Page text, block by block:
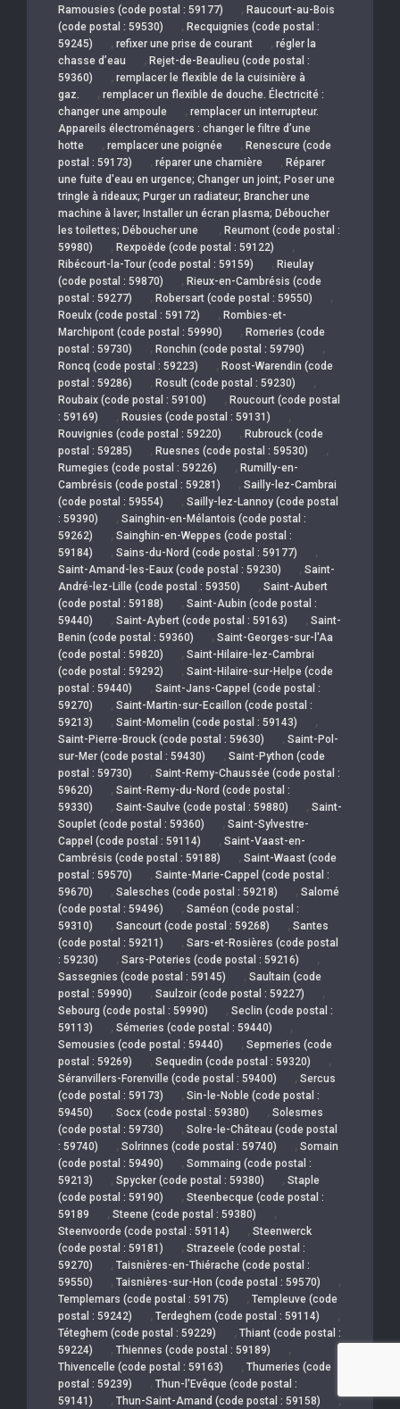
Ramousies (code postal : 59177) , Raucourt-au-Bois
(code postal : 59530)
, Recquignies (code postal :
59245)
, refixer une prise de courant , régler la
chasse d’eau
, Rejet-de-Beaulieu (code postal :
59360)
, remplacer le flexible de la cuisinière à
gaz.
, remplacer un flexible de douche. Électricité :
changer une ampoule
, remplacer un interrupteur.
Appareils électroménagers : changer le filtre d’une
hotte
, remplacer une poignée , Renescure (code
postal : 59173)
, réparer une charnière , Réparer
une fuite d'eau en urgence; Changer un joint; Poser une
tringle à rideaux; Purger un radiateur; Brancher une
machine à laver; Installer un écran plasma; Déboucher
les toilettes; Déboucher une
, Reumont (code postal :
59980)
, Rexpoëde (code postal : 59122) ,
Ribécourt-la-Tour (code postal : 59159) , Rieulay
(code postal : 59870)
, Rieux-en-Cambrésis (code
postal : 59277)
, Robersart (code postal : 59550) ,
Roeulx (code postal : 59172) , Rombies-et-
Marchipont (code postal : 59990)
, Romeries (code
postal : 59730)
, Ronchin (code postal : 59790) ,
Roncq (code postal : 59223) , Roost-Warendin (code
postal : 59286)
, Rosult (code postal : 59230) ,
Roubaix (code postal : 59100) , Roucourt (code postal
: 59169)
, Rousies (code postal : 59131) ,
Rouvignies (code postal : 59220) , Rubrouck (code
postal : 59285)
, Ruesnes (code postal : 59530) ,
Rumegies (code postal : 59226) , Rumilly-en-
Cambrésis (code postal : 59281)
, Sailly-lez-Cambrai
(code postal : 59554)
, Sailly-lez-Lannoy (code postal
: 59390)
, Sainghin-en-Mélantois (code postal :
59262)
, Sainghin-en-Weppes (code postal :
59184)
, Sains-du-Nord (code postal : 59177) ,
Saint-Amand-les-Eaux (code postal : 59230) , Saint-
André-lez-Lille (code postal : 59350)
, Saint-Aubert
(code postal : 59188)
, Saint-Aubin (code postal :
59440)
, Saint-Aybert (code postal : 59163) , Saint-
Benin (code postal : 59360)
, Saint-Georges-sur-l'Aa
(code postal : 59820)
, Saint-Hilaire-lez-Cambrai
(code postal : 59292)
, Saint-Hilaire-sur-Helpe (code
postal : 59440)
, Saint-Jans-Cappel (code postal :
59270)
, Saint-Martin-sur-Ecaillon (code postal :
59213)
, Saint-Momelin (code postal : 59143) ,
Saint-Pierre-Brouck (code postal : 59630) , Saint-Pol-
sur-Mer (code postal : 59430)
, Saint-Python (code
postal : 59730)
, Saint-Remy-Chaussée (code postal :
59620)
, Saint-Remy-du-Nord (code postal :
59330)
, Saint-Saulve (code postal : 59880) , Saint-
Souplet (code postal : 59360)
, Saint-Sylvestre-
Cappel (code postal : 59114)
, Saint-Vaast-en-
Cambrésis (code postal : 59188)
, Saint-Waast (code
postal : 59570)
, Sainte-Marie-Cappel (code postal :
59670)
, Salesches (code postal : 59218) , Salomé
(code postal : 59496)
, Saméon (code postal :
59310)
, Sancourt (code postal : 59268) , Santes
(code postal : 59211)
, Sars-et-Rosières (code postal
: 59230)
, Sars-Poteries (code postal : 59216) ,
Sassegnies (code postal : 59145) , Saultain (code
postal : 59990)
, Saulzoir (code postal : 59227) ,
Sebourg (code postal : 59990) , Seclin (code postal :
59113)
, Sémeries (code postal : 59440) ,
Semousies (code postal : 59440) , Sepmeries (code
postal : 59269)
, Sequedin (code postal : 59320) ,
Séranvillers-Forenville (code postal : 59400) , Sercus
(code postal : 59173)
, Sin-le-Noble (code postal :
59450)
, Socx (code postal : 59380) , Solesmes
(code postal : 59730)
, Solre-le-Château (code postal
: 59740)
, Solrinnes (code postal : 59740) , Somain
(code postal : 59490)
, Sommaing (code postal :
59213)
, Spycker (code postal : 59380) , Staple
(code postal : 59190)
, Steenbecque (code postal :
59189
, Steene (code postal : 59380) ,
Steenvoorde (code postal : 59114) , Steenwerck
(code postal : 59181)
, Strazeele (code postal :
59270)
, Taisnières-en-Thiérache (code postal :
59550)
, Taisnières-sur-Hon (code postal : 59570) ,
Templemars (code postal : 59175) , Templeuve (code
postal : 59242)
, Terdeghem (code postal : 59114) ,
Téteghem (code postal : 59229) , Thiant (code postal :
59224)
, Thiennes (code postal : 59189) ,
Thivencelle (code postal : 59163) , Thumeries (code
postal : 59239)
, Thun-l'Evêque (code postal :
59141)
, Thun-Saint-Amand (code postal : 59158) ,